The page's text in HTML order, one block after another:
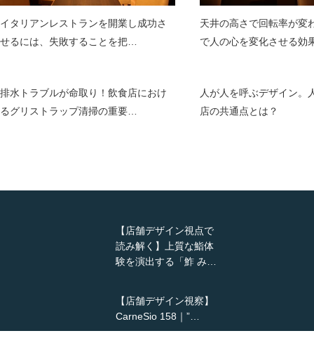
イタリアンレストランを開業し成功さ
せるには、失敗することを把…
天井の高さで回転率が変
で人の心を変化させる効
排水トラブルが命取り！飲食店におけ
るグリストラップ清掃の重要…
人が人を呼ぶデザイン。
店の共通点とは？
【店舗デザイン視点で
読み解く】上質な鮨体
験を演出する「鮓 み…
【店舗デザイン視察】
CarneSio 158｜”…